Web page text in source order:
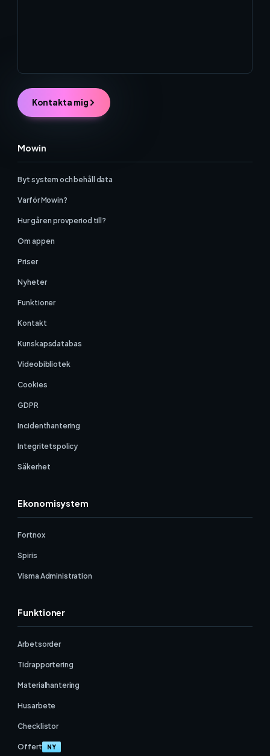
Mowin
Byt system och behåll data
Varför Mowin?
Hur går en provperiod till?
Om appen
Priser
Nyheter
Funktioner
Kontakt
Kunskapsdatabas
Videobibliotek
Cookies
GDPR
Incidenthantering
Integritetspolicy
Säkerhet
Ekonomisystem
Fortnox
Spiris
Visma Administration
Funktioner
Arbetsorder
Tidrapportering
Materialhantering
Husarbete
Checklistor
Offert NY
Kontakta mig